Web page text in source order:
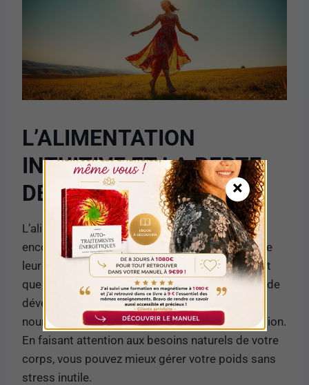
L’ALIMENTATION
INTUITIVE ET LA PERTE
DE POIDS
L’alimentation intuitive est une approche qui
encourage les individus à écouter les signaux de
leur corps concernant la faim et la satiété plutôt
que de suivre des régimes stricts. Cela permet de
développer une relation plus saine avec la
nourriture et de se libérer des cycles de restriction.
En faisant attention aux besoins naturels de votre
corps, vous pouvez mieux gérer votre poids sans
stress inutile.
×